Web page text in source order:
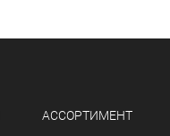
АССОРТИМЕНТ